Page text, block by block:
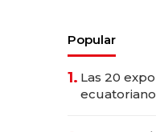
Popular
1. Las 20